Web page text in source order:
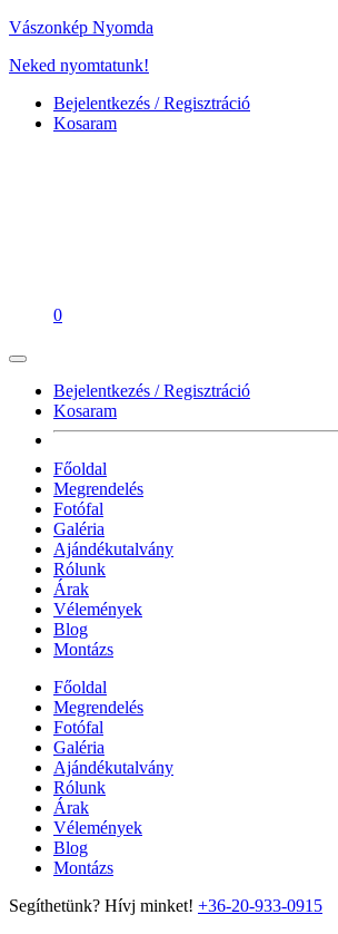
Vászonkép Nyomda
Neked nyomtatunk!
Bejelentkezés / Regisztráció
Kosaram
0
Bejelentkezés / Regisztráció
Kosaram
Főoldal
Megrendelés
Fotófal
Galéria
Ajándékutalvány
Rólunk
Árak
Vélemények
Blog
Montázs
Főoldal
Megrendelés
Fotófal
Galéria
Ajándékutalvány
Rólunk
Árak
Vélemények
Blog
Montázs
Segíthetünk? Hívj minket! +36-20-933-0915